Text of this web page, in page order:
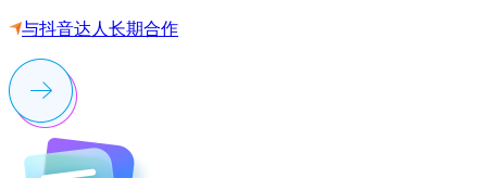
与抖音达人长期合作